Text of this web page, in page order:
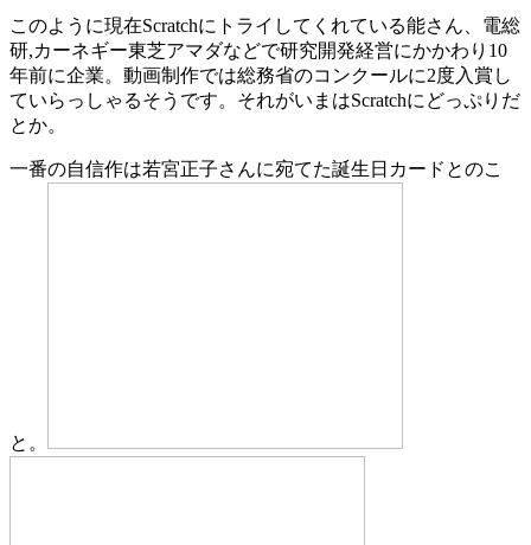
このように現在Scratchにトライしてくれている能さん、電総
研,カーネギー東芝アマダなどで研究開発経営にかかわり10
年前に企業。動画制作では総務省のコンクールに2度入賞し
ていらっしゃるそうです。それがいまはScratchにどっぷりだ
とか。
一番の自信作は若宮正子さんに宛てた誕生日カードとのこ
と。